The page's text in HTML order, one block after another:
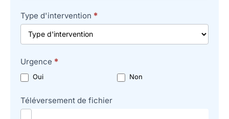
Type d'intervention *
Urgence *
Oui Non
Téléversement de fichier